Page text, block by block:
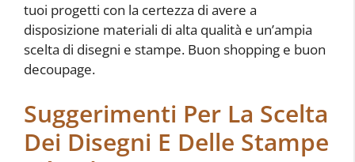
tuoi progetti con la certezza di avere a
disposizione materiali di alta qualità e un’ampia
scelta di disegni e stampe. Buon shopping e buon
decoupage.
Suggerimenti Per La Scelta
Dei Disegni E Delle Stampe